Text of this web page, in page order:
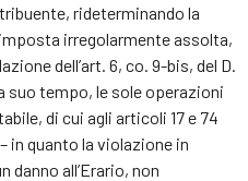
rideterminando la
irregolarmente assolta,
dell’art. 6, co. 9-bis, del D.
suo tempo, le sole operazioni
di cui agli articoli 17 e 74
in quanto la violazione in
danno all’Erario, non